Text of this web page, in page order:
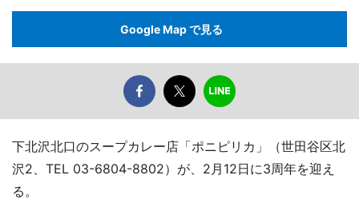
Google Map で見る
下北沢北口のスープカレー店「ポニピリカ」（世田谷区北
沢2、TEL 03-6804-8802）が、2月12日に3周年を迎え
る。